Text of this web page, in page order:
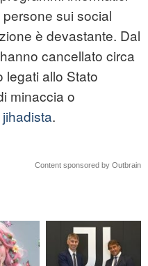
sui social
è devastante. Dal
cancellato circa
legati allo Stato
minaccia o
.
Content sponsored by Outbrain